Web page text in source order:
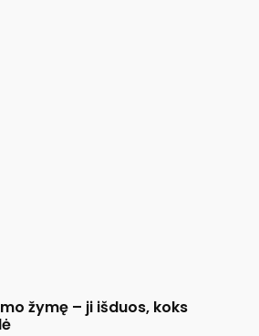
žymę – ji išduos, koks